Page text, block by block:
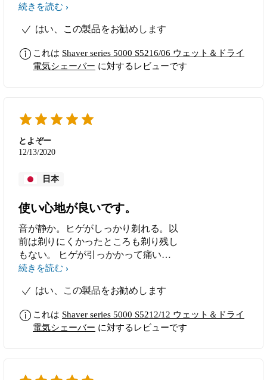
す）
続きを読む
はい、この製品をお勧めします
これは Shaver series 5000 S5216/06 ウェット＆ドライ
電気シェーバー に対するレビューです
とよぞー
12/13/2020
日本
使い心地が良いです。
音が静か。ヒゲがしっかり剃れる。以
前は剃りにくかったところも剃り残し
もない。 ヒゲが引っかかって痛いこ
ともない。 音が静かすぎてヒゲが剃
ど、しっかり剃れる。
続きを読む
はい、この製品をお勧めします
これは Shaver series 5000 S5212/12 ウェット＆ドライ
電気シェーバー に対するレビューです